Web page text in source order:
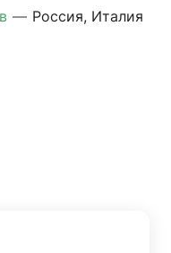
— Россия, Италия